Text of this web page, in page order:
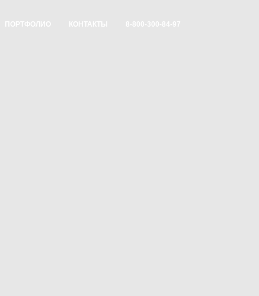
ПОРТФОЛИО КОНТАКТЫ 8-800-300-84-97